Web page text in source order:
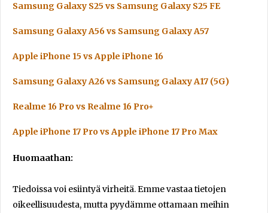
Samsung Galaxy S25 vs Samsung Galaxy S25 FE
Samsung Galaxy A56 vs Samsung Galaxy A57
Apple iPhone 15 vs Apple iPhone 16
Samsung Galaxy A26 vs Samsung Galaxy A17 (5G)
Realme 16 Pro vs Realme 16 Pro+
Apple iPhone 17 Pro vs Apple iPhone 17 Pro Max
Huomaathan:
Tiedoissa voi esiintyä virheitä. Emme vastaa tietojen
oikeellisuudesta, mutta pyydämme ottamaan meihin